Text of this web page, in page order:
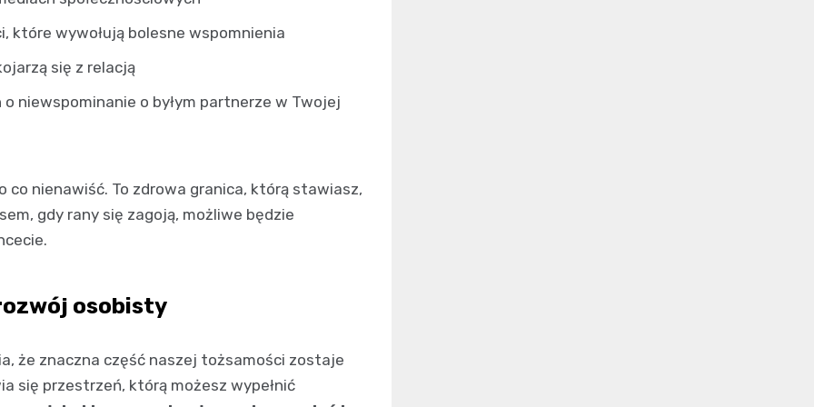
które wywołują bolesne wspomnienia
się z relacją
niewspominanie o byłym partnerze w Twojej
nienawiść. To zdrowa granica, którą stawiasz,
gdy rany się zagoją, możliwe będzie
osobisty
że znaczna część naszej tożsamości zostaje
się przestrzeń, którą możesz wypełnić